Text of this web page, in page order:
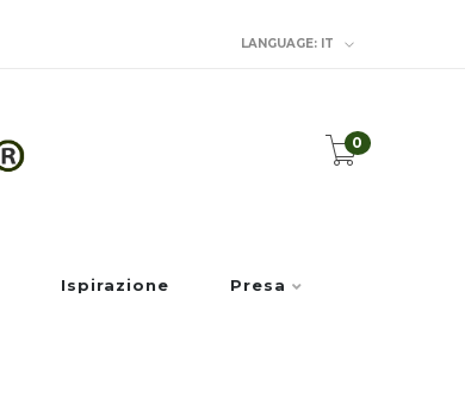
LANGUAGE: IT
0
Ispirazione
Presa